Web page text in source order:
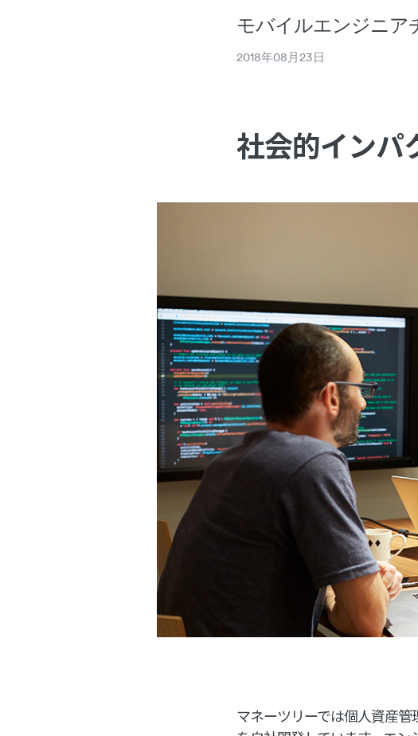
モバイルエンジニア
2018年08 月 23日
社会的インパ
マネーツリーでは個人資産管